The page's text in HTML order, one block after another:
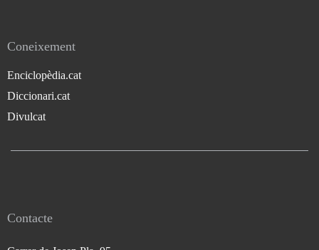
Coneixement
Enciclopèdia.cat
Diccionari.cat
Divulcat
Contacte